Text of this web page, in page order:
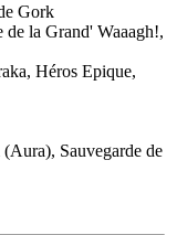
Gork
de la Grand' Waaagh!,
Héros Epique,
Sauvegarde de